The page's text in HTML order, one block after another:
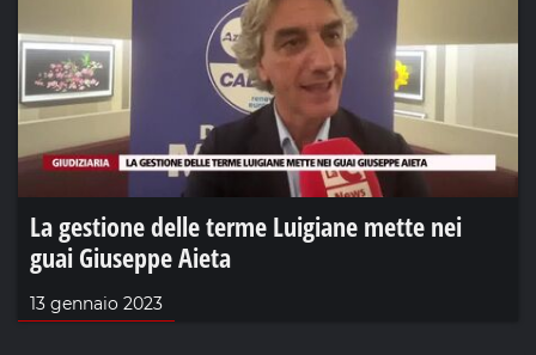
La gestione delle terme Luigiane mette nei
guai Giuseppe Aieta
13 gennaio 2023